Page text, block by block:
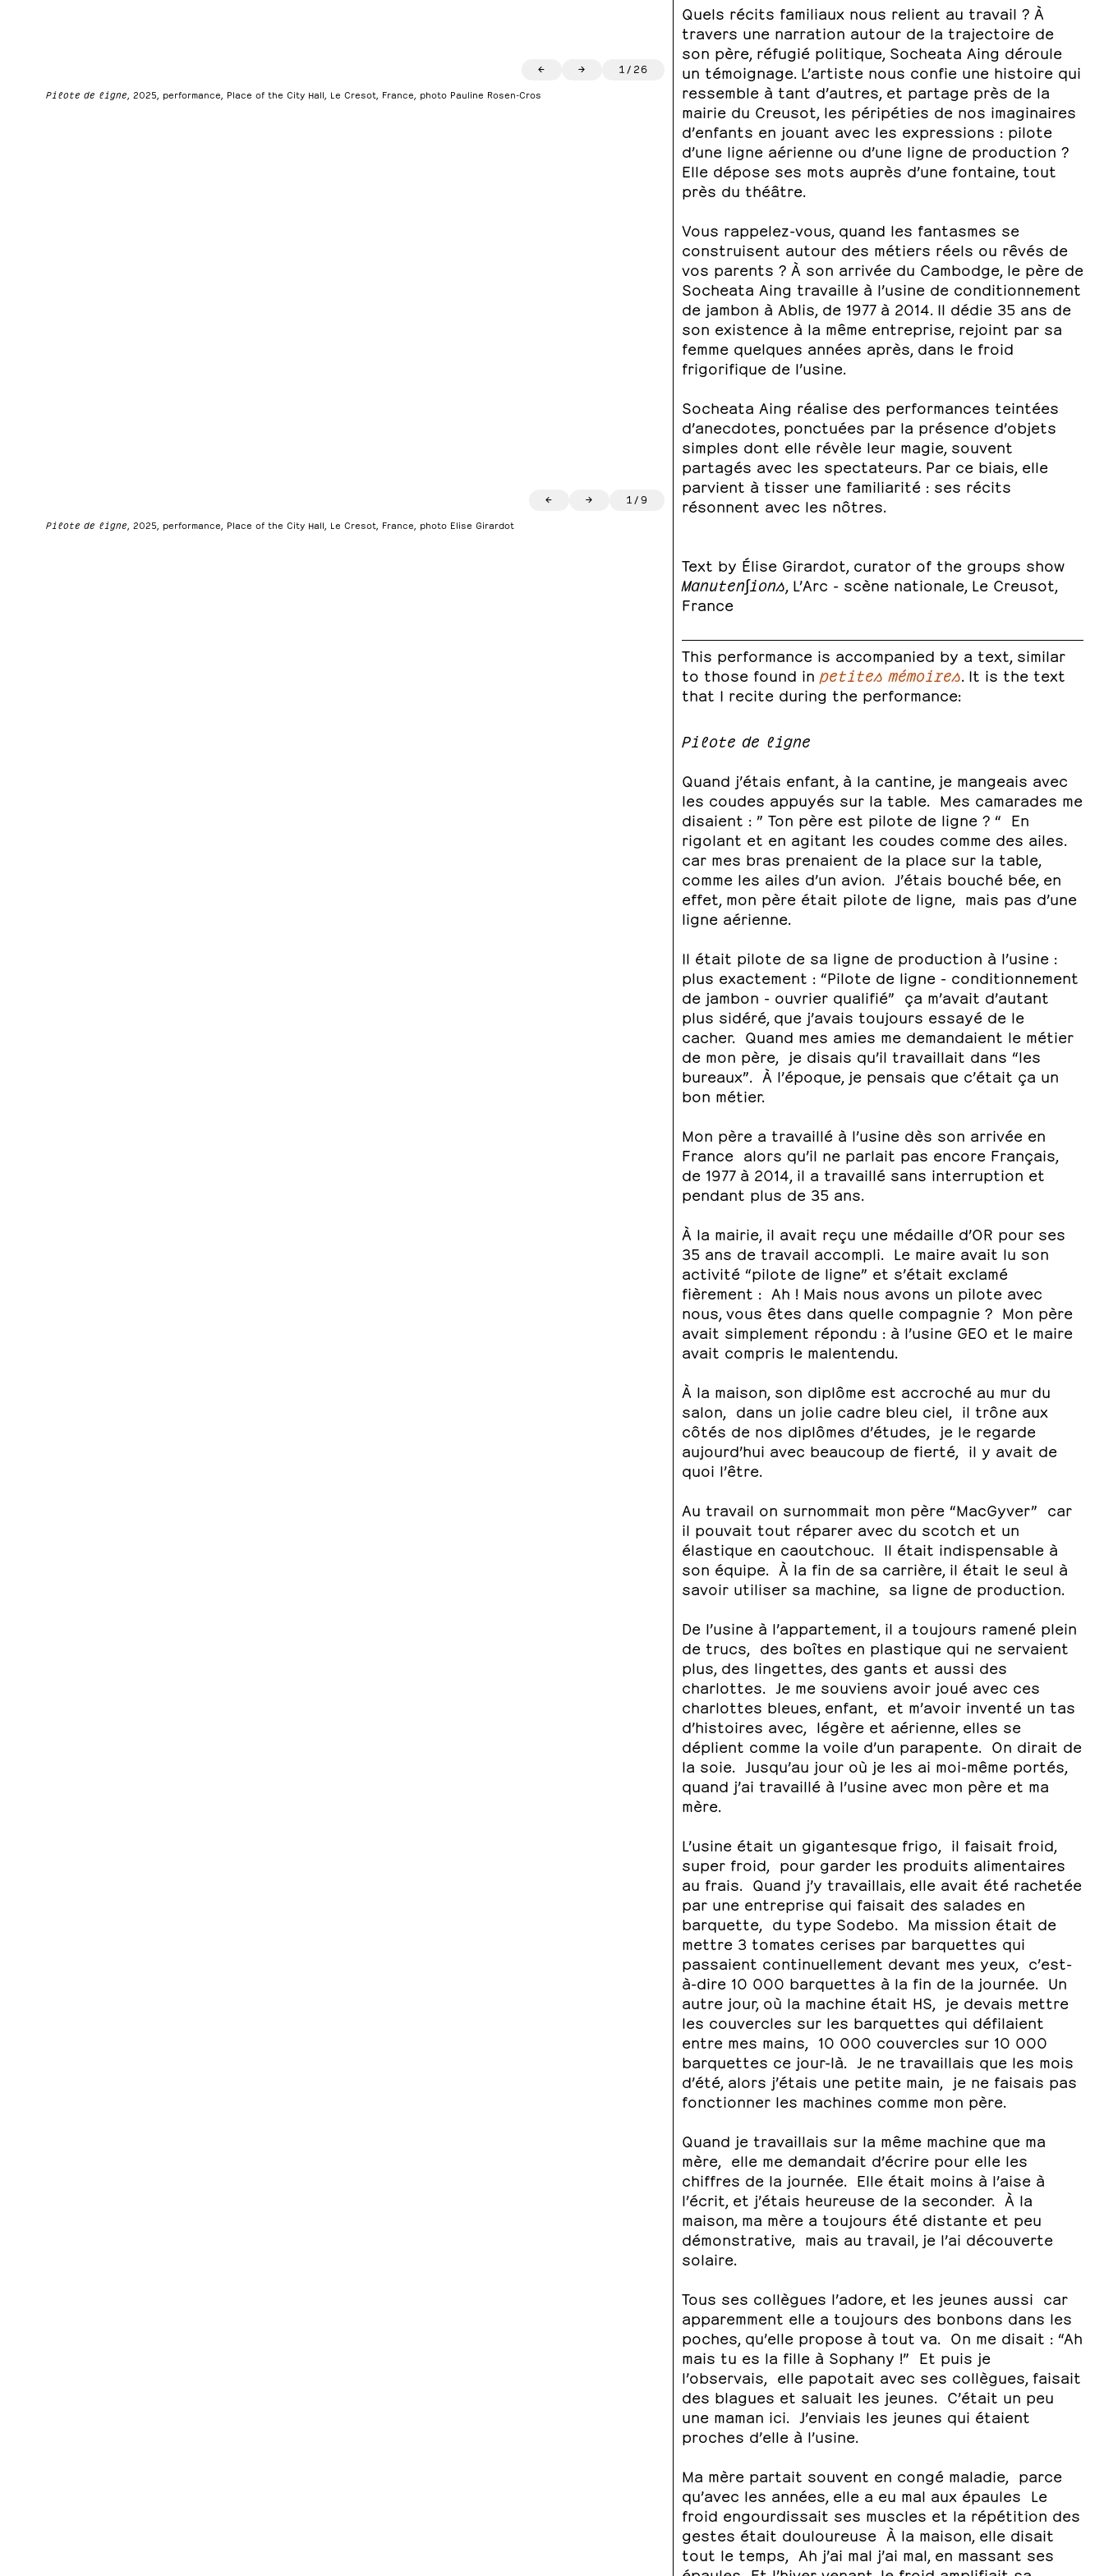
Quels récits familiaux nous relient au travail ? À
travers une narration autour de la trajectoire de
son père, réfugié politique, Socheata Aing déroule
un témoignage. L’artiste nous confie une histoire qui
ressemble à tant d’autres, et partage près de la
mairie du Creusot, les péripéties de nos imaginaires
d’enfants en jouant avec les expressions : pilote
d’une ligne aérienne ou d’une ligne de production ?
Elle dépose ses mots auprès d’une fontaine, tout
près du théâtre.
Vous rappelez-vous, quand les fantasmes se
construisent autour des métiers réels ou rêvés de
vos parents ? À son arrivée du Cambodge, le père de
Socheata Aing travaille à l’usine de conditionnement
de jambon à Ablis, de 1977 à 2014. Il dédie 35 ans de
son existence à la même entreprise, rejoint par sa
femme quelques années après, dans le froid
frigorifique de l’usine.
Socheata Aing réalise des performances teintées
d’anecdotes, ponctuées par la présence d’objets
simples dont elle révèle leur magie, souvent
partagés avec les spectateurs. Par ce biais, elle
parvient à tisser une familiarité : ses récits
résonnent avec les nôtres.
Text by Élise Girardot, curator of the groups show
Manuten∫ions , L’Arc - scène nationale, Le Creusot,
France
This performance is accompanied by a text, similar
to those found in petites mémoires. It is the text
that I recite during the performance:
Pilote de ligne
Quand j’étais enfant, à la cantine, je mangeais avec
les coudes appuyés sur la table. Mes camarades me
disaient : ” Ton père est pilote de ligne ? “ En
rigolant et en agitant les coudes comme des ailes.
car mes bras prenaient de la place sur la table,
comme les ailes d’un avion. J’étais bouché bée, en
effet, mon père était pilote de ligne, mais pas d’une
ligne aérienne.
Il était pilote de sa ligne de production à l’usine :
plus exactement : “Pilote de ligne - conditionnement
de jambon - ouvrier qualifié” ça m’avait d’autant
plus sidéré, que j’avais toujours essayé de le
cacher. Quand mes amies me demandaient le métier
de mon père, je disais qu’il travaillait dans “les
bureaux”. À l’époque, je pensais que c’était ça un
bon métier.
Mon père a travaillé à l’usine dès son arrivée en
France alors qu’il ne parlait pas encore Français,
de 1977 à 2014, il a travaillé sans interruption et
pendant plus de 35 ans.
À la mairie, il avait reçu une médaille d’OR pour ses
35 ans de travail accompli. Le maire avait lu son
activité “pilote de ligne” et s’était exclamé
fièrement : Ah ! Mais nous avons un pilote avec
nous, vous êtes dans quelle compagnie ? Mon père
avait simplement répondu : à l’usine GEO et le maire
avait compris le malentendu.
À la maison, son diplôme est accroché au mur du
salon, dans un jolie cadre bleu ciel, il trône aux
côtés de nos diplômes d’études, je le regarde
aujourd’hui avec beaucoup de fierté, il y avait de
quoi l’être.
Au travail on surnommait mon père “MacGyver” car
il pouvait tout réparer avec du scotch et un
élastique en caoutchouc. Il était indispensable à
son équipe. À la fin de sa carrière, il était le seul à
savoir utiliser sa machine, sa ligne de production.
De l’usine à l’appartement, il a toujours ramené plein
de trucs, des boîtes en plastique qui ne servaient
plus, des lingettes, des gants et aussi des
charlottes. Je me souviens avoir joué avec ces
charlottes bleues, enfant, et m’avoir inventé un tas
d’histoires avec, légère et aérienne, elles se
déplient comme la voile d’un parapente. On dirait de
la soie. Jusqu’au jour où je les ai moi-même portés,
quand j’ai travaillé à l’usine avec mon père et ma
mère.
L’usine était un gigantesque frigo, il faisait froid,
super froid, pour garder les produits alimentaires
au frais. Quand j’y travaillais, elle avait été rachetée
par une entreprise qui faisait des salades en
barquette, du type Sodebo. Ma mission était de
mettre 3 tomates cerises par barquettes qui
passaient continuellement devant mes yeux, c’est-
à-dire 10 000 barquettes à la fin de la journée. Un
autre jour, où la machine était HS, je devais mettre
les couvercles sur les barquettes qui défilaient
entre mes mains, 10 000 couvercles sur 10 000
barquettes ce jour-là. Je ne travaillais que les mois
d’été, alors j’étais une petite main, je ne faisais pas
fonctionner les machines comme mon père.
Quand je travaillais sur la même machine que ma
mère, elle me demandait d’écrire pour elle les
chiffres de la journée. Elle était moins à l’aise à
l’écrit, et j’étais heureuse de la seconder. À la
maison, ma mère a toujours été distante et peu
démonstrative, mais au travail, je l’ai découverte
solaire.
Tous ses collègues l’adore, et les jeunes aussi car
apparemment elle a toujours des bonbons dans les
poches, qu’elle propose à tout va. On me disait : “Ah
mais tu es la fille à Sophany !” Et puis je
l’observais, elle papotait avec ses collègues, faisait
des blagues et saluait les jeunes. C’était un peu
une maman ici. J’enviais les jeunes qui étaient
proches d’elle à l’usine.
Ma mère partait souvent en congé maladie, parce
qu’avec les années, elle a eu mal aux épaules Le
froid engourdissait ses muscles et la répétition des
gestes était douloureuse À la maison, elle disait
tout le temps, Ah j’ai mal j’ai mal, en massant ses
← → 1 / 26
Pilote de ligne , 2025, performance, Place of the City Hall, Le Cresot, France, photo Pauline Rosen-Cros
← → 1 /9
Pilote de ligne , 2025, performance, Place of the City Hall, Le Cresot, France, photo Elise Girardot